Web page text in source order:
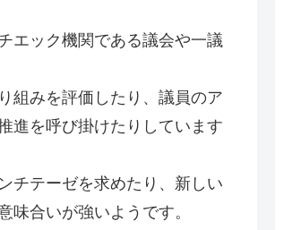
エック機関である議会や一議
組みを評価したり、議員のア
進を呼び掛けたりしています
チテーゼを求めたり、新しい
合いが強いようです。